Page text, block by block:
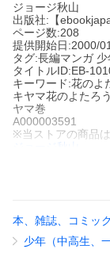
ジョージ秋山
出版社:【
ページ数:208
提供開始日:2000/
タグ:長編マンガ
タイトルID:EB-
キーワード:花のよ
キヤマ花のよたろ
ヤマ巻
A000003591
※当ストアの商品
ジョージ秋山
応援にかけつけた!
花のよたろうの作
本、雑誌、コミック
少年（中高生、一